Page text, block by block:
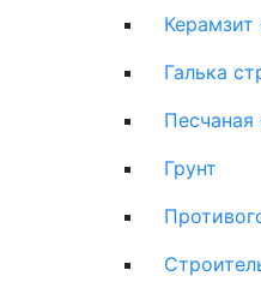
Керамзит
Галька
Песчаная
Грунт